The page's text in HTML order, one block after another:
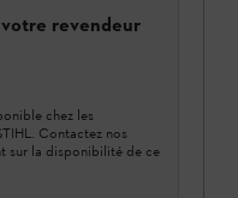
votre revendeur
chez les
Contactez nos
sur la disponibilité de ce